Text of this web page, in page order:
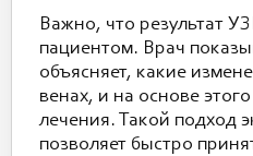
Важно, что результат
пациентом. Врач
объясняет, какие
венах, и на основе
лечения. Такой подход
позволяет быстро